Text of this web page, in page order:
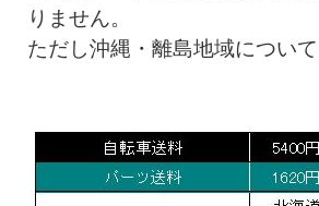
りません。
ただし沖縄・離島地域につい